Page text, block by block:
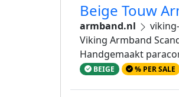
Beige Touw
armband.nl
Viking Armband
Handgemaakt
BEIGE % PER SALE